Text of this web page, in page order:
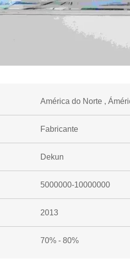
América do Norte ,
Fabricante
Dekun
5000000-10000000
2013
70% - 80%